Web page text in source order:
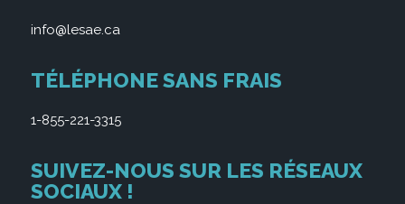
info@lesae.ca
TÉLÉPHONE SANS FRAIS
1-855-221-3315
SUIVEZ-NOUS SUR LES RÉSEAUX
SOCIAUX !